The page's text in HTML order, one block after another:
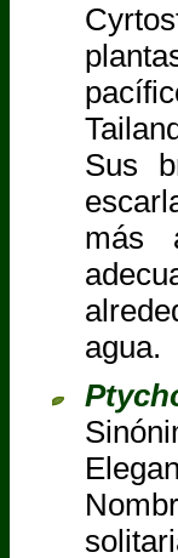
Sus
más
agua.